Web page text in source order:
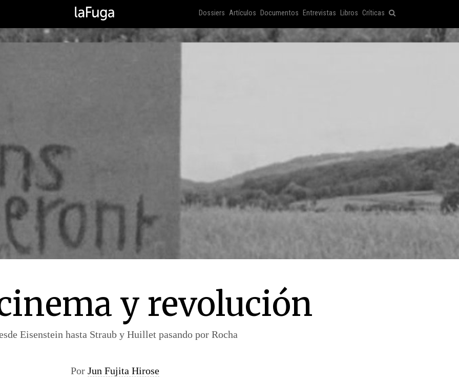
Dossiers Artículos Documentos Entrevistas Libros Críticas
y revolución
Eisenstein hasta Straub y Huillet pasando por Rocha
Por Jun Fujita Hirose